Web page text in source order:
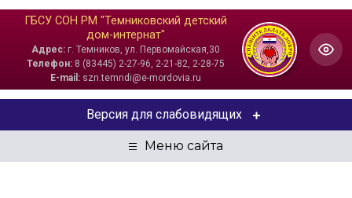
ГБСУ СОН РМ "Темниковский детский
дом-интернат"
Адрес: г. Темников, ул. Первомайская,30
Телефон: 8 (83445) 2-27-96, 2-21-82, 2-28-75
E-mail: szn.temndi@e-mordovia.ru
Версия для слабовидящих
ЦВЕТОВАЯ СХЕМА